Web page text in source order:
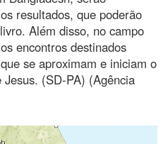
resultados, que poderão
Além disso, no campo
encontros destinados
se aproximam e iniciam o
(SD-PA) (Agência